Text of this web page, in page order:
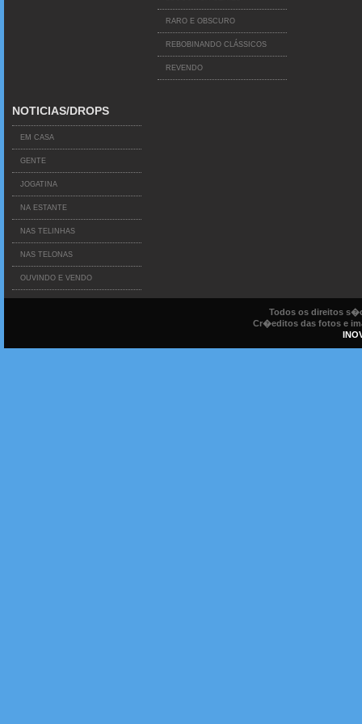
RARO E OBSCURO
REBOBINANDO CLÁSSICOS
REVENDO
NOTICIAS/DROPS
EM CASA
GENTE
JOGATINA
NA ESTANTE
NAS TELINHAS
NAS TELONAS
OUVINDO E VENDO
Todos os direitos
Cr�editos das fotos e